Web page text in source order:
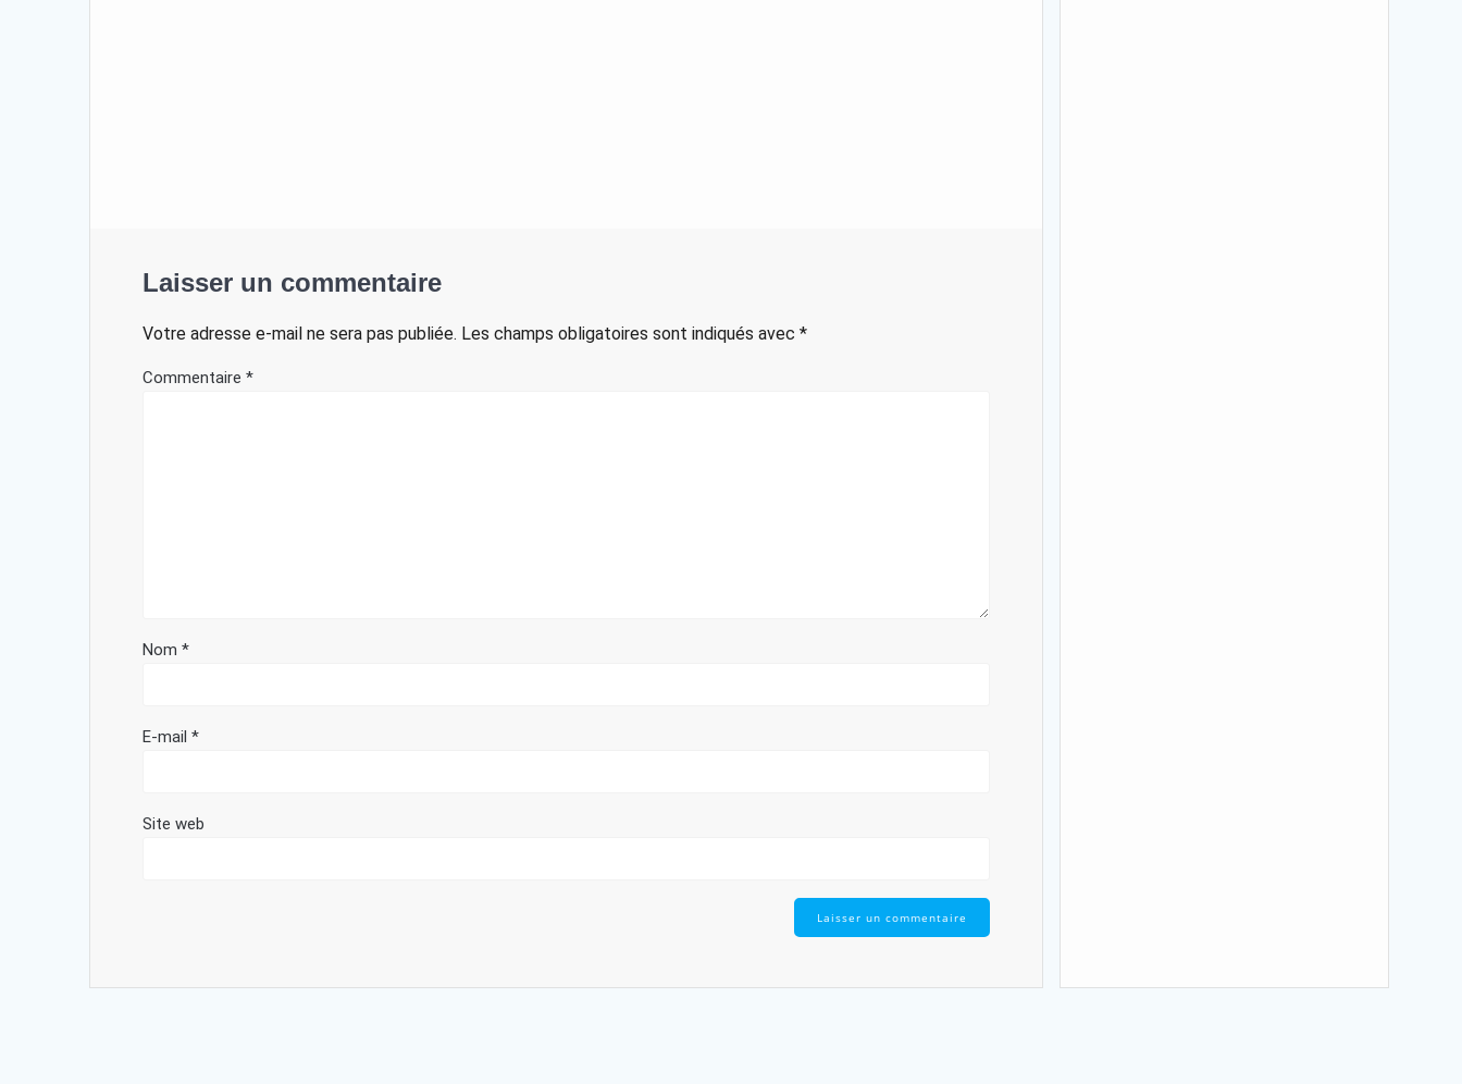
Laisser un commentaire
Votre adresse e-mail ne sera pas publiée. Les champs obligatoires sont indiqués avec*
Commentaire*
Nom*
E-mail*
Site web